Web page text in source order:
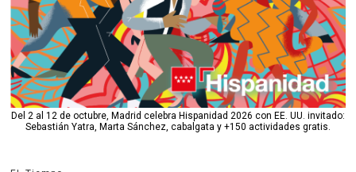
Del 2 al 12 de octubre, Madrid celebra Hispanidad 2026 con EE. UU. invitado:
Sebastián Yatra, Marta Sánchez, cabalgata y +150 actividades gratis.